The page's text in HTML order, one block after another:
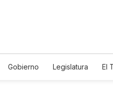
Gobierno Legislatura El